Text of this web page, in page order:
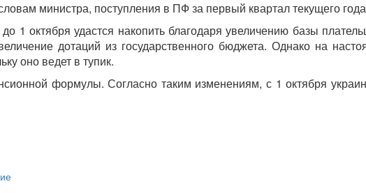
министра, поступления в ПФ за первый квартал текущего
1 октября удастся накопить благодаря увеличению базы
дотаций из государственного бюджета. Однако на
оно ведет в тупик.
формулы. Согласно таким изменениям, с 1 октября